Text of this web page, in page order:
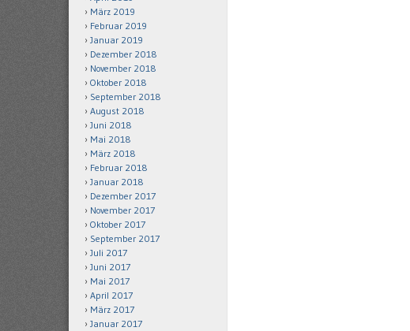
März 2019
Februar 2019
Januar 2019
Dezember 2018
November 2018
Oktober 2018
September 2018
August 2018
Juni 2018
Mai 2018
März 2018
Februar 2018
Januar 2018
Dezember 2017
November 2017
Oktober 2017
September 2017
Juli 2017
Juni 2017
Mai 2017
April 2017
März 2017
Januar 2017